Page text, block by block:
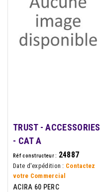
TRUST - ACCESSORIES
- CAT A
Réf constructeur : 24887
Date d'expédition : Contactez
votre Commercial
ACIRA 60 PERC